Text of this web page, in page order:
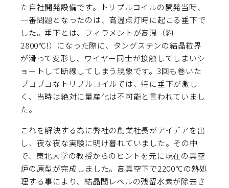
た自社開発設備です。トリプルコイルの開発当時、
一番問題となったのは、高温点灯時に起こる垂下で
した。垂下とは、フィラメントが高温（約
2800℃!）になった際に、タングステンの結晶粒界
が滑って変形し、ワイヤー同士が接触してしまいシ
ョートして断線してしまう現象です。3回も巻いた
ブヨブヨなトリプルコイルでは、特に垂下が激し
く、当時は絶対に量産化は不可能と言われていまし
た。
これを解決する為に弊社の創業社長がアイデアを出
し、夜な夜な実験に明け暮れていました。その中
で、東北大学の教授からのヒントを元に現在の真空
炉の原型が完成しました。高真空下で2200℃の熱処
理する事により、結晶間レベルの残留水素が除去さ